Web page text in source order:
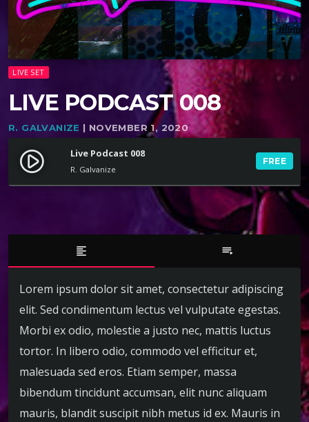
LIVE SET
LIVE PODCAST 008
R. GALVANIZE | NOVEMBER 1, 2020
play_circle_filled Live Podcast 008
R. Galvanize
FREE
format_align_left playlist_play
Lorem ipsum dolor sit amet, consectetur adipiscing
elit. Sed condimentum lectus vel vulputate egestas.
Morbi ex odio, molestie a justo nec, mattis luctus
tortor. In libero odio, commodo vel efficitur et,
malesuada sed eros. Etiam semper, massa
bibendum tincidunt accumsan, elit nunc aliquam
mauris, blandit suscipit nibh metus id ex. Mauris in